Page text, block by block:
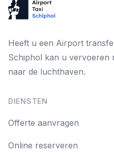
Heeft u een Airport
Schiphol kan u vervoeren
naar de luchthaven.
DIENSTEN
Offerte aanvragen
Online reserveren